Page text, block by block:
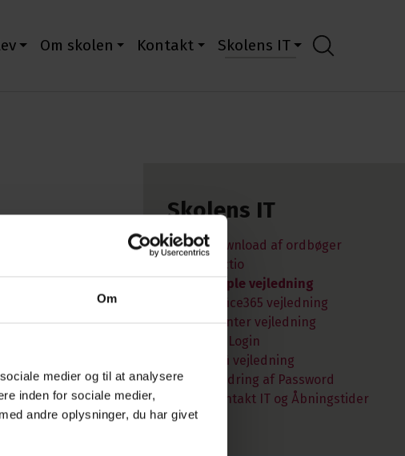
Om
medier og til at analysere
inden for sociale medier,
andre oplysninger, du har givet
Om skolen Kontakt Skolens IT
Skolens IT
Download af ordbøger
Lectio
Maple vejledning
Office365 vejledning
Printer vejledning
UniLogin
Wifi vejledning
Ændring af Password
Kontakt IT og Åbningstider